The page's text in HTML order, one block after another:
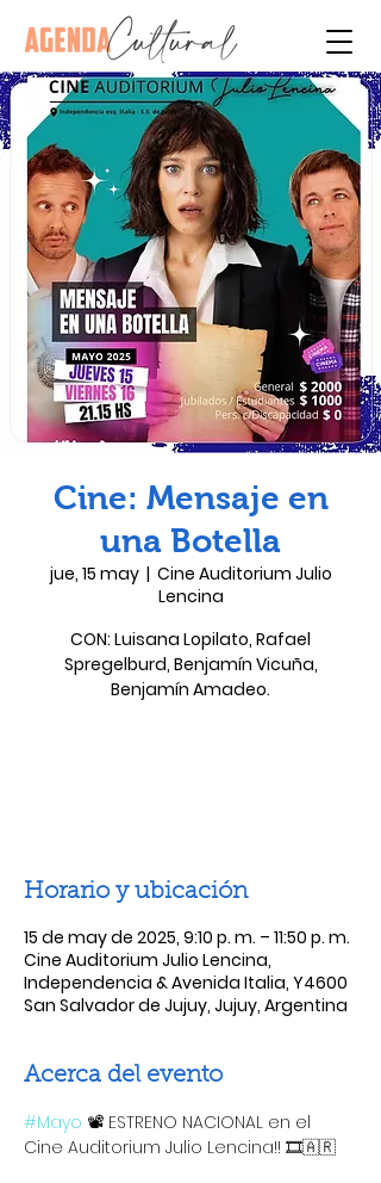
Cine: Mensaje en
una Botella
jue, 15 may
  |
Cine Auditorium Julio
Lencina
CON: Luisana Lopilato, Rafael
Spregelburd, Benjamín Vicuña,
Benjamín Amadeo.
Horario y ubicación
15 de may de 2025, 9:10 p. m. – 11:50 p. m.
Cine Auditorium Julio Lencina,
Independencia & Avenida Italia, Y4600
San Salvador de Jujuy, Jujuy, Argentina
Acerca del evento
#Mayo 📽 ESTRENO NACIONAL en el
Cine Auditorium Julio Lencina!! 🎞🇦🇷